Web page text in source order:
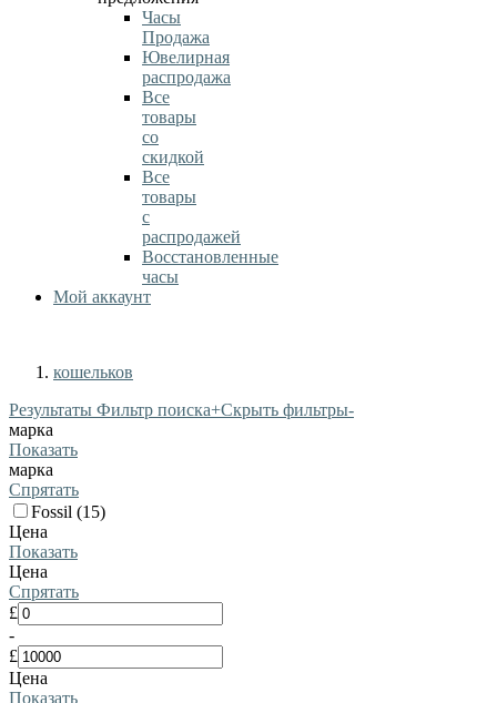
Часы
Продажа
Ювелирная
распродажа
Все
товары
со
скидкой
Все
товары
с
распродажей
Восстановленные
часы
Мой аккаунт
кошельков
Результаты Фильтр поиска+Скрыть фильтры-
марка
Показать
марка
Спрятать
Fossil (15)
Цена
Показать
Цена
Спрятать
£
-
£
Цена
Показать